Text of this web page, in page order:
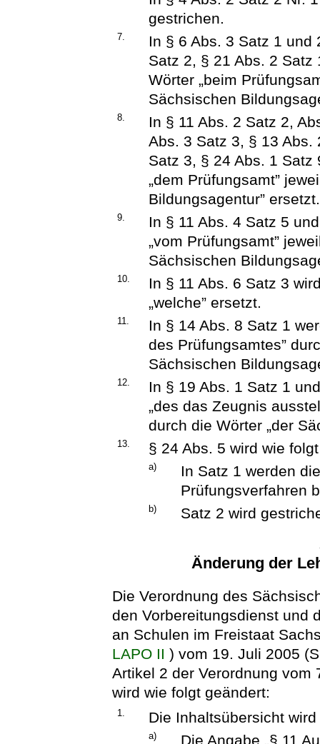
gestrichen.
7.
In § 6 Abs. 3 Satz 1 und
Satz 2, § 21 Abs. 2
Wörter „beim
Sächsischen
8.
In § 11 Abs. 2 Satz 2,
Abs. 3 Satz 3, § 13 Abs.
Satz 3, § 24 Abs. 1
„dem Prüfungsamt”
Bildungsagentur” ersetzt.
9.
In § 11 Abs. 4 Satz 5
„vom Prüfungsamt”
Sächsischen
10.
In § 11 Abs. 6 Satz 3
„welche” ersetzt.
11.
In § 14 Abs. 8 Satz 1
des Prüfungsamtes”
Sächsischen
12.
In § 19 Abs. 1 Satz 1
„des das Zeugnis
durch die Wörter „der
13. § 24 Abs. 5 wird wie
a)
In Satz 1 werden
Prüfungsverfahren
b) Satz 2 wird
Änderung der
Die Verordnung des
den Vorbereitungsdienst und
an Schulen im Freistaat
LAPO II ) vom 19. Juli 2005
Artikel 2 der Verordnung vom
wird wie folgt geändert:
1. Die Inhaltsübersicht
a)
Die Angabe „§ 11